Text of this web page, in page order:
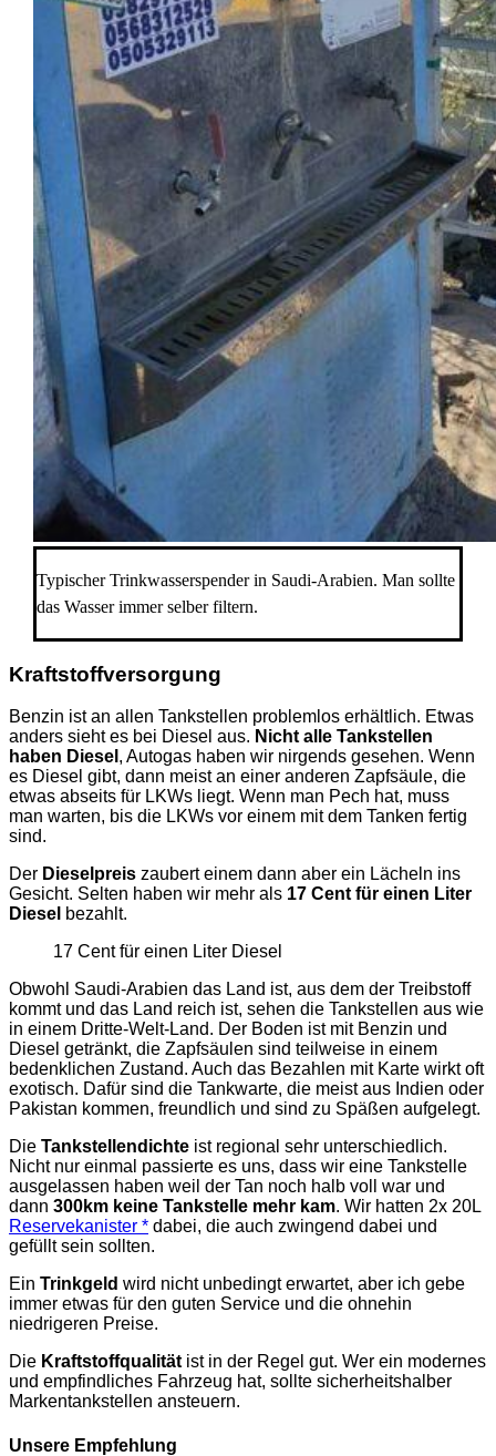
Typischer Trinkwasserspender in Saudi-Arabien. Man sollte
das Wasser immer selber filtern.
Kraftstoffversorgung
Benzin ist an allen Tankstellen problemlos erhältlich. Etwas
anders sieht es bei Diesel aus. Nicht alle Tankstellen
haben Diesel , Autogas haben wir nirgends gesehen. Wenn
es Diesel gibt, dann meist an einer anderen Zapfsäule, die
etwas abseits für LKWs liegt. Wenn man Pech hat, muss
man warten, bis die LKWs vor einem mit dem Tanken fertig
sind.
Der Dieselpreis zaubert einem dann aber ein Lächeln ins
Gesicht. Selten haben wir mehr als 17 Cent für einen Liter
Diesel bezahlt.
17 Cent für einen Liter Diesel
Obwohl Saudi-Arabien das Land ist, aus dem der Treibstoff
kommt und das Land reich ist, sehen die Tankstellen aus wie
in einem Dritte-Welt-Land. Der Boden ist mit Benzin und
Diesel getränkt, die Zapfsäulen sind teilweise in einem
bedenklichen Zustand. Auch das Bezahlen mit Karte wirkt oft
exotisch. Dafür sind die Tankwarte, die meist aus Indien oder
Pakistan kommen, freundlich und sind zu Späßen aufgelegt.
Die Tankstellendichte ist regional sehr unterschiedlich.
Nicht nur einmal passierte es uns, dass wir eine Tankstelle
ausgelassen haben weil der Tan noch halb voll war und
dann 300km keine Tankstelle mehr kam. Wir hatten 2x 20L
Reservekanister * dabei, die auch zwingend dabei und
gefüllt sein sollten.
Ein Trinkgeld wird nicht unbedingt erwartet, aber ich gebe
immer etwas für den guten Service und die ohnehin
niedrigeren Preise.
Die Kraftstoffqualität ist in der Regel gut. Wer ein modernes
und empfindliches Fahrzeug hat, sollte sicherheitshalber
Markentankstellen ansteuern.
Unsere Empfehlung